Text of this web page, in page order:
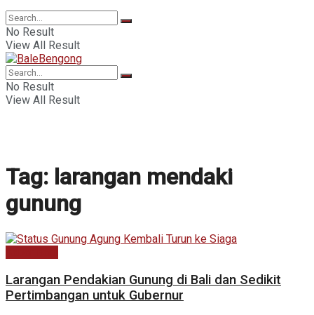
No Result
View All Result
No Result
View All Result
Tag: larangan mendaki
gunung
Larangan Pendakian Gunung di Bali dan Sedikit
Pertimbangan untuk Gubernur